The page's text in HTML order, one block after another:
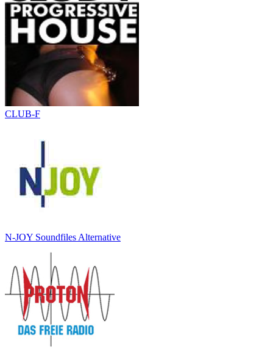
CLUB-F
N-JOY Soundfiles Alternative